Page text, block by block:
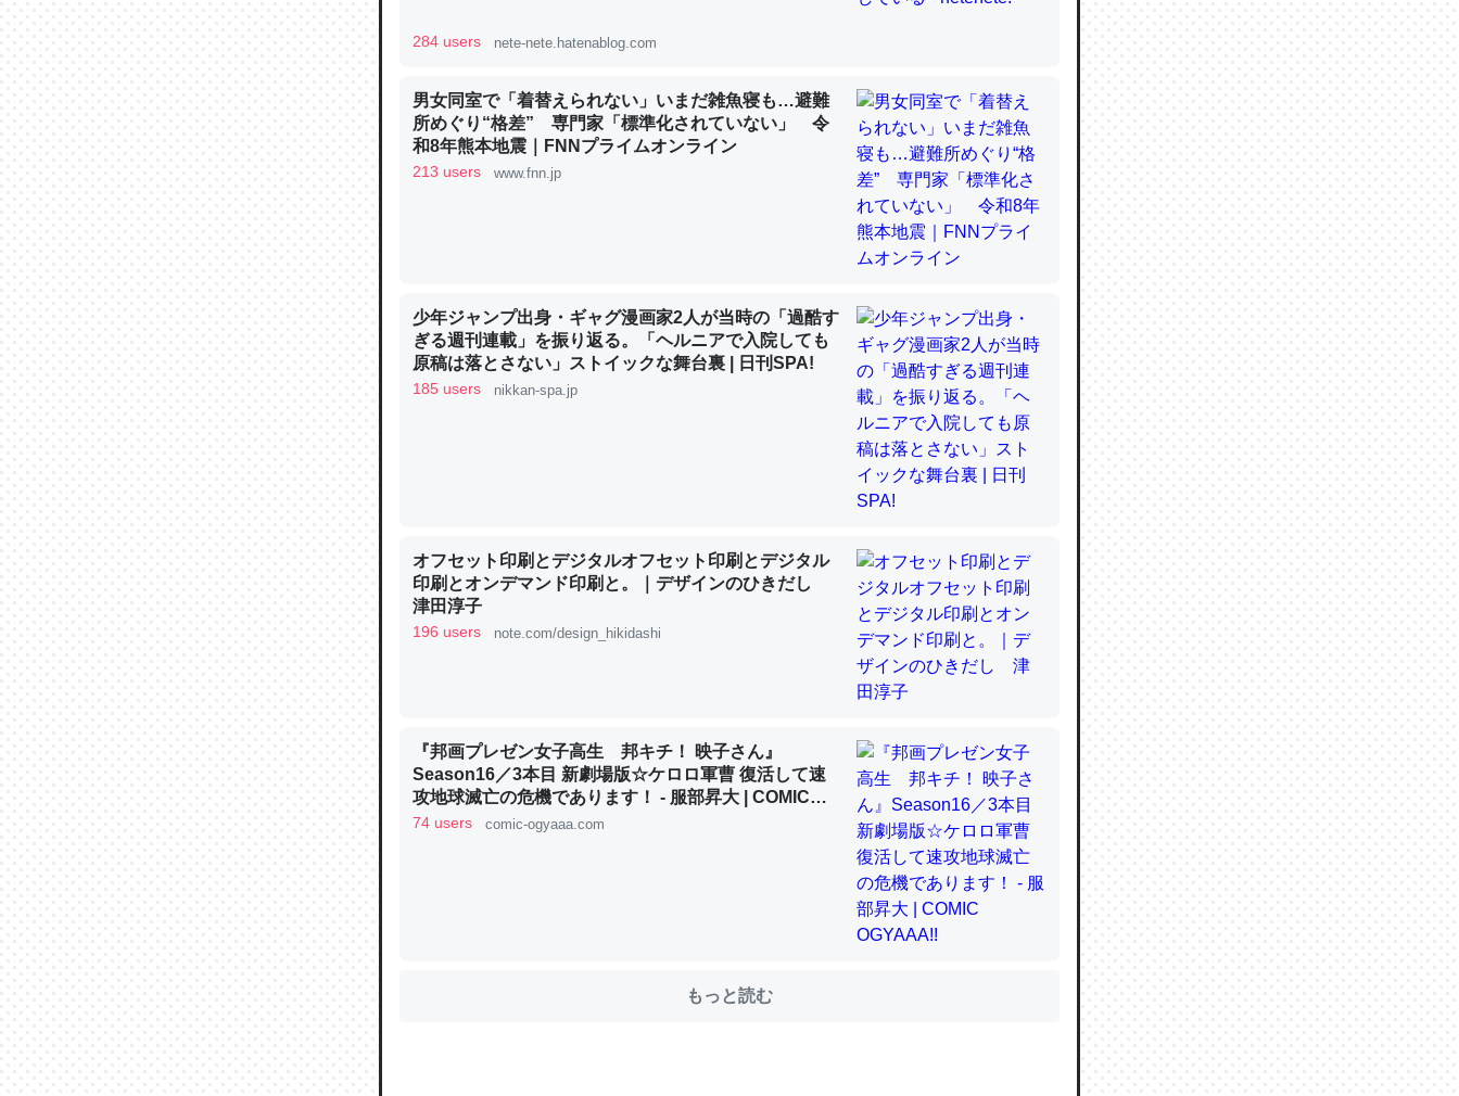
の600分の1程度。
─ニュース :: 【研究発表】昆虫学の大問題＝「昆虫はなぜ海にいないのか」に関する新仮説
チンを強化してる筈だが、酵素が違うのか？
─ニュース :: 【研究発表】昆虫学の大問題＝「昆虫はなぜ海にいないのか」に関する新仮説
これを元に考えるとカルシウムを大量に使う脊椎動物と貝類は苦労してるんだな…。腹足
─ニュース :: 【研究発表】昆虫学の大問題＝「昆虫はなぜ海にいないのか」に関する新仮説
ウチもEchoを実家に置いて４年。でたまに覗いてる。ぼちぼちRingも置こうかと画策
れ見て生きてるなって分かる。
─たまにLINEするくらいだった遠方の父67歳と僕。ITツール導入でコミュニケーションが劇的に変化し
た｜tayorini by LIFULL介護
ちょうど同じ理由でEcho Show 8を設定中でした。PrimeとかSpotifyを支払う孝行もで
を実質100倍以上に伸ばす効果があるはず……
284 users nete-nete.hatenablog.com
男女同室で「着替えられない」いまだ雑魚寝も…避難
所めぐり“格差” 専門家「標準化されていない」 令
和8年熊本地震｜FNNプライムオンライン
213 users www.fnn.jp
少年ジャンプ出身・ギャグ漫画家2人が当時の「過酷す
ぎる週刊連載」を振り返る。「ヘルニアで入院しても
原稿は落とさない」ストイックな舞台裏 | 日刊SPA!
185 users nikkan-spa.jp
オフセット印刷とデジタルオフセット印刷とデジタル
印刷とオンデマンド印刷と。｜デザインのひきだし
津田淳子
196 users note.com/design_hikidashi
『邦画プレゼン女子高生 邦キチ！ 映子さん』
Season16／3本目 新劇場版☆ケロロ軍曹 復活して速
攻地球滅亡の危機であります！ - 服部昇大 | COMIC
OGYAAA!!
74 users comic-ogyaaa.com
もっと読む